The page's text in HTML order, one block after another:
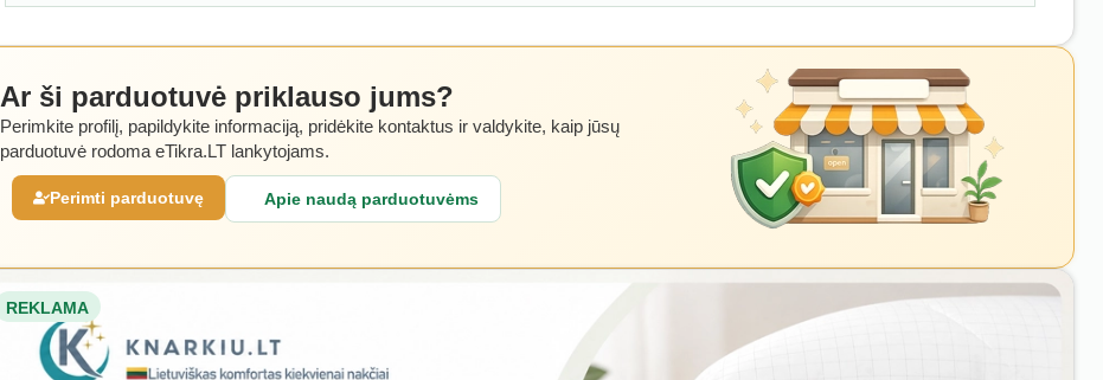
Ar ši parduotuvė priklauso jums?
Perimkite profilį, papildykite informaciją, pridėkite kontaktus ir valdykite, kaip jūsų
parduotuvė rodoma eTikra.LT lankytojams.
Perimti parduotuvę Apie naudą parduotuvėms
REKLAMA